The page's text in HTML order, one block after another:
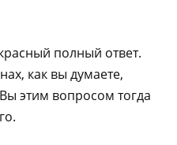
полный ответ.
как вы думаете,
этим вопросом тогда